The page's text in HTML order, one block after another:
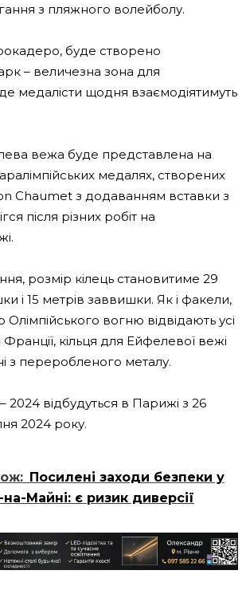
з пляжного волейболу.
буде створено
– величезна зона для
де медалісти щодня взаємодіятимуть
вежа буде представлена на
медалях, створених
Chaumet з додаванням вставки з
після різних робіт на
розмір кілець становитиме 29
і 15 метрів заввишки. Як і факели,
Олімпійського вогню відвідають усі
кільця для Ейфелевої вежі
з переробленого металу.
– 2024 відбудуться в Парижі з 26
2024 року.
Посилені заходи безпеки у
Майні: є ризик диверсії